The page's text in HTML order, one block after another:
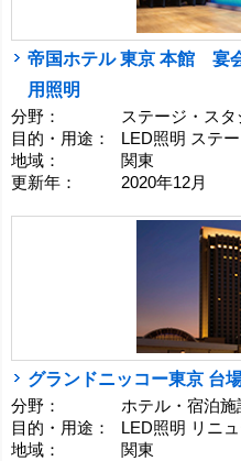
帝国ホテル 東京 本館 宴
用照明
分野：
ステージ・スタ
目的・用途：
LED照明 ステ
地域：
関東
更新年：
2020年12月
グランドニッコー東京 台
分野：
ホテル・宿泊施
目的・用途：
LED照明 リニ
地域：
関東